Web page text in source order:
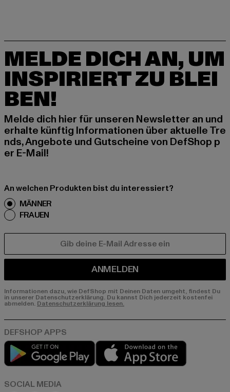
MELDE DICH AN, UM
INSPIRIERT ZU BLEI
BEN!
Melde dich hier für unseren Newsletter an und
erhalte künftig Informationen über aktuelle Tre
nds, Angebote und Gutscheine von DefShop p
er E-Mail!
An welchen Produkten bist du interessiert?
MÄNNER
FRAUEN
ANMELDEN
Informationen dazu, wie DefShop mit Deinen Daten umgeht, findest Du
in unserer Datenschutzerklärung. Du kannst Dich jederzeit kostenfei
abmelden. Datenschutzerklärung lesen.
Play market